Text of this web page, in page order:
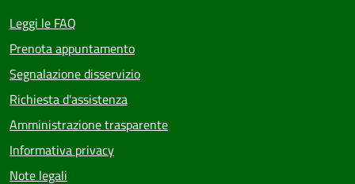
Leggi le FAQ
Prenota appuntamento
Segnalazione disservizio
Richiesta d'assistenza
Amministrazione trasparente
Informativa privacy
Note legali